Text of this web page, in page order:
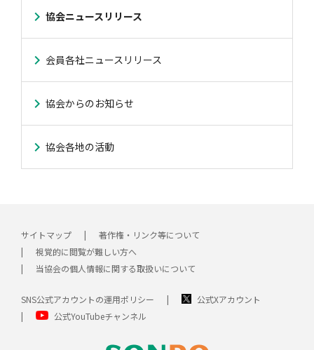
協会ニュースリリース
会員各社ニュースリリース
協会からのお知らせ
協会各地の活動
サイトマップ
著作権・リンク等について
視覚的に閲覧が難しい方へ
当協会の個人情報に関する取扱いについて
SNS公式アカウントの運用ポリシー
公式Xアカウント
公式YouTubeチャンネル